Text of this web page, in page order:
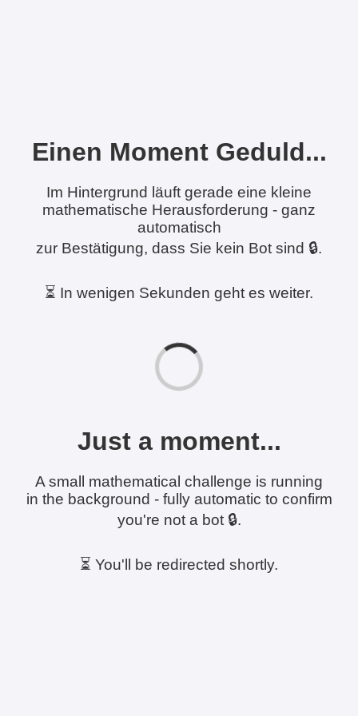
Einen Moment Geduld...
Im Hintergrund läuft gerade eine kleine
mathematische Herausforderung - ganz
automatisch
zur Bestätigung, dass Sie kein Bot sind 🔒.
⏳ In wenigen Sekunden geht es weiter.
Just a moment...
A small mathematical challenge is running
in the background - fully automatic to confirm
you're not a bot 🔒.
⏳ You'll be redirected shortly.